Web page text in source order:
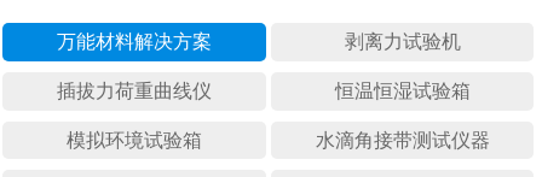
万能材料 剥离力试
插拔力荷 恒温恒湿
模拟环境 水滴角接